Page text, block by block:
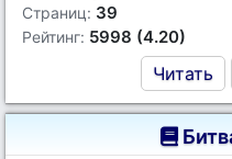
Страниц: 39
Рейтинг: 5998 (4.20)
Читать